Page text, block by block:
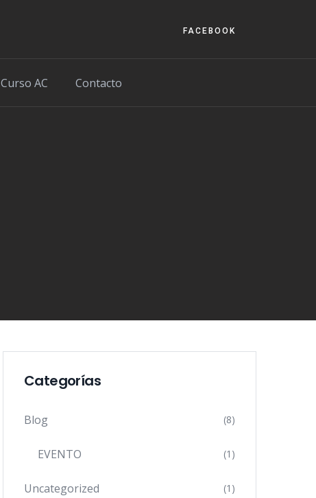
FACEBOOK
Curso AC Contacto
Categorías
Blog (8)
EVENTO (1)
Uncategorized (1)